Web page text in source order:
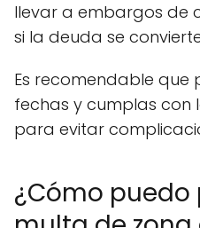
llevar a embargos de
si la deuda se
Es recomendable que
fechas y cumplas con
para evitar
¿Cómo